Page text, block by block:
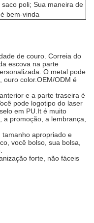
poli; Sua maneira de
bem-vinda
de couro. Correia do
escova na parte
O metal pode
ouro color.OEM/ODM é
e a parte traseira é
pode logotipo do laser
em PU.It é muito
promoção, a lembrança,
tamanho apropriado e
você bolso, sua bolsa,
forte, não fáceis